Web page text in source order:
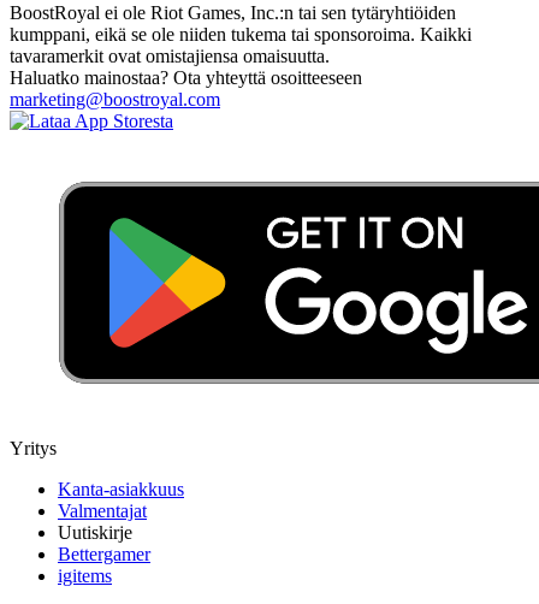
BoostRoyal ei ole Riot Games, Inc.:n tai sen tytäryhtiöiden
kumppani, eikä se ole niiden tukema tai sponsoroima. Kaikki
tavaramerkit ovat omistajiensa omaisuutta.
Haluatko mainostaa? Ota yhteyttä osoitteeseen
marketing@boostroyal.com
Yritys
Kanta-asiakkuus
Valmentajat
Uutiskirje
Bettergamer
igitems